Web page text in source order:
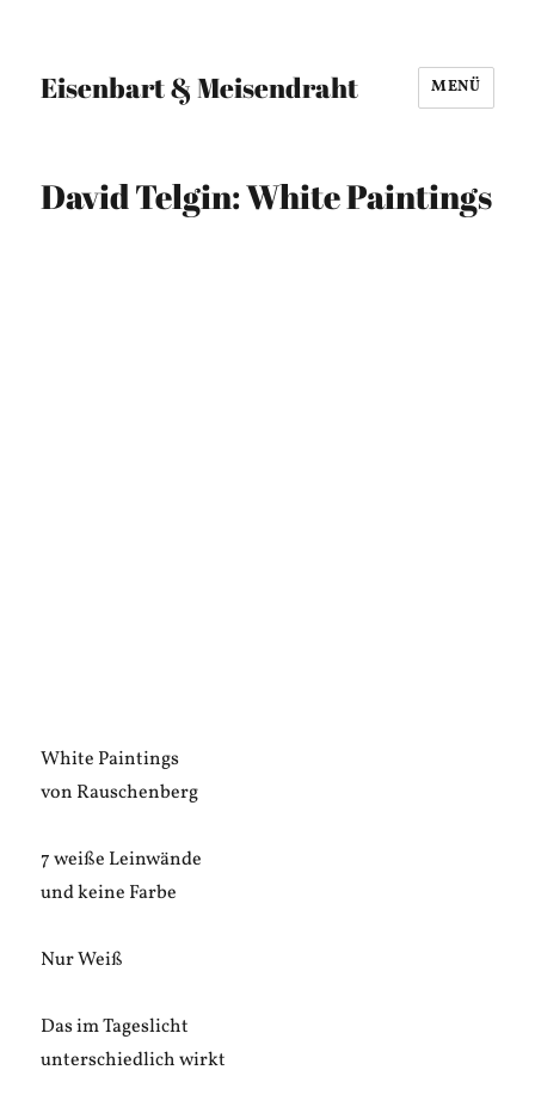
Eisenbart & Meisendraht MENÜ
David Telgin: White Paintings
White Paintings
von Rauschenberg
7 weiße Leinwände
und keine Farbe
Nur Weiß
Das im Tageslicht
unterschiedlich wirkt